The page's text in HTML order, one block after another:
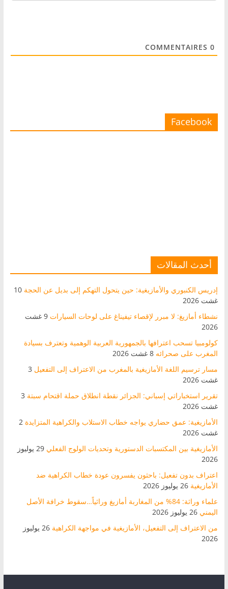
0
COMMENTAIRES
Facebook
أحدث المقالات
إدريس الكنبوري والأمازيغية: حين يتحول التهكم إلى بديل عن الحجة 10
غشت 2026
نشطاء أمازيغ: لا مبرر لإقصاء تيفيناغ على لوحات السيارات
9 غشت
2026
كولومبيا تسحب اعترافها بالجمهورية العربية الوهمية وتعترف بسيادة
المغرب على صحرائه 8 غشت 2026
مسار ترسيم اللغة الأمازيغية بالمغرب من الاعتراف إلى التفعيل 3
غشت 2026
تقرير استخباراتي إسباني: الجزائر نقطة انطلاق حملة اقتحام سبتة 3
غشت 2026
الأمازيغية: عمق حضاري يواجه خطاب الاستلاب والكراهية المتزايدة 2
غشت 2026
الأمازيغية بين المكتسبات الدستورية وتحديات الولوج الفعلي
29 يوليوز
2026
اعتراف بدون تفعيل: باحثون يفسرون عودة خطاب الكراهية ضد
الأمازيغية 26 يوليوز 2026
علماء وراثة: 84% من المغاربة أمازيغ وراثياً…سقوط خرافة الأصل
اليمني 26 يوليوز 2026
من الاعتراف إلى التفعيل، الأمازيغية في مواجهة الكراهية
26 يوليوز
2026